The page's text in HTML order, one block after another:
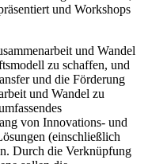
und Workshops
und Wandel
zu schaffen, und
und die Förderung
und Wandel zu
von Innovations- und
(einschließlich
Durch die Verknüpfung